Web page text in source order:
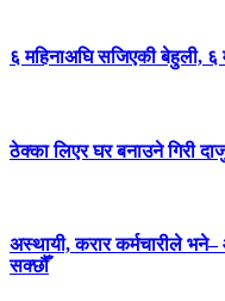
६ महिनाअघि सजिएकी बेहुली,
ठेक्का लिएर घर बनाउने गिरी
अस्थायी, करार कर्मचारीले भने–
सक्छौँ